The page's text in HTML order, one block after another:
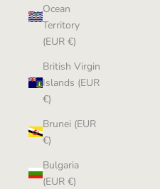
Ocean
Territory
(EUR €)
British Virgin
Islands (EUR
€)
Brunei (EUR
€)
Bulgaria
(EUR €)